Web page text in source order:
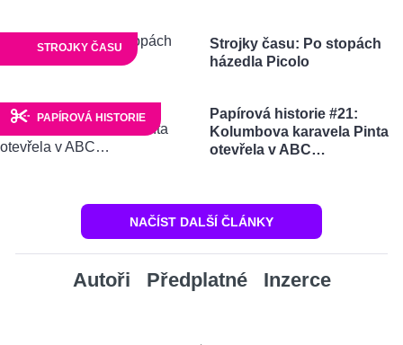
STROJKY ČASU
Strojky času: Po stopách
házedla Picolo
PAPÍROVÁ HISTORIE
Papírová historie #21:
Kolumbova karavela Pinta
otevřela v ABC…
NAČÍST DALŠÍ ČLÁNKY
Autoři Předplatné Inzerce